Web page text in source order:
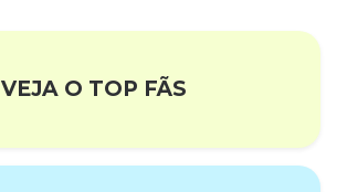
VEJA O TOP FÃS